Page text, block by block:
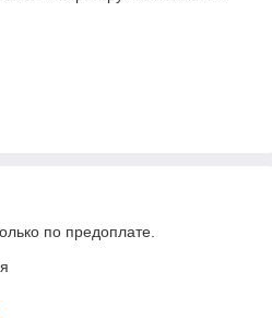
по предоплате.